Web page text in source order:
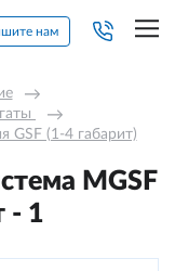
нам
→
→
GSF (1-4 габарит)
МGSF
- 1